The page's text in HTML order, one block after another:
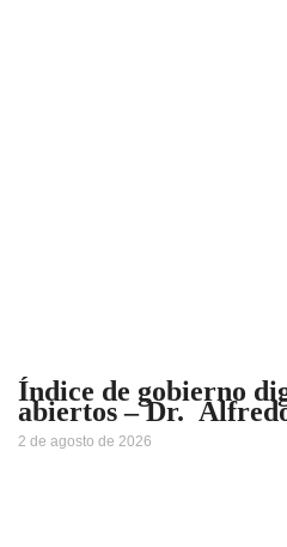
Índice de gobierno
abiertos – Dr.
2 de agosto de 2026